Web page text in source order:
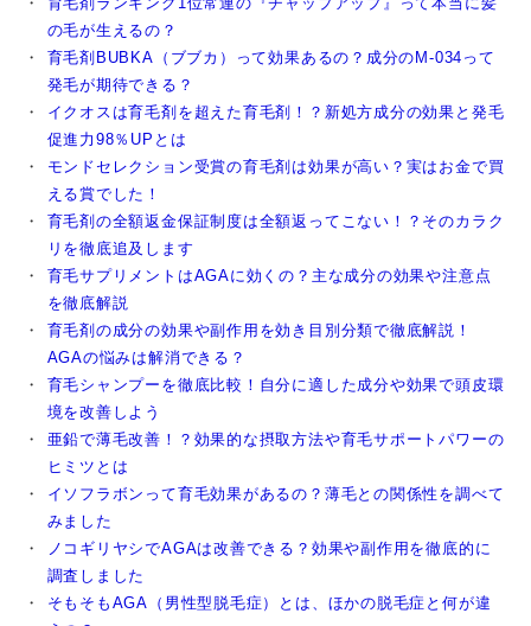
の毛が生えるの？
育毛剤BUBKA（ブブカ）って効果あるの？成分のM-034って
発毛が期待できる？
イクオスは育毛剤を超えた育毛剤！？新処方成分の効果と発毛
促進力98％UPとは
モンドセレクション受賞の育毛剤は効果が高い？実はお金で買
える賞でした！
育毛剤の全額返金保証制度は全額返ってこない！？そのカラク
リを徹底追及します
育毛サプリメントはAGAに効くの？主な成分の効果や注意点
を徹底解説
育毛剤の成分の効果や副作用を効き目別分類で徹底解説！
AGAの悩みは解消できる？
育毛シャンプーを徹底比較！自分に適した成分や効果で頭皮環
境を改善しよう
亜鉛で薄毛改善！？効果的な摂取方法や育毛サポートパワーの
ヒミツとは
イソフラボンって育毛効果があるの？薄毛との関係性を調べて
みました
ノコギリヤシでAGAは改善できる？効果や副作用を徹底的に
調査しました
そもそもAGA（男性型脱毛症）とは、ほかの脱毛症と何が違